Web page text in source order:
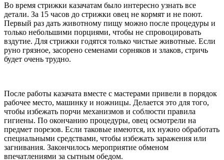
Во время стрижки казачатам было интересно узнать все
детали. За 15 часов до стрижки овец не кормят и не поют.
Первый раз дать животному пищу можно после процедуры и
только небольшими порциями, чтобы не спровоцировать
вздутие. Для стрижки годятся только чистые животные. Если
руно грязное, засорено семенами сорняков и злаков, стричь
будет очень трудно.
После работы казачата вместе с мастерами привели в порядок
рабочее место, машинку и ножницы. Делается это для того,
чтобы избежать порчи механизмов и соблюсти правила
гигиены. По окончанию процедуры, овец осмотрели на
предмет порезов. Если таковые имеются, их нужно обработать
специальными средствами, чтобы избежать заражения или
загнивания. Закончилось мероприятие обменом
впечатлениями за сытным обедом.